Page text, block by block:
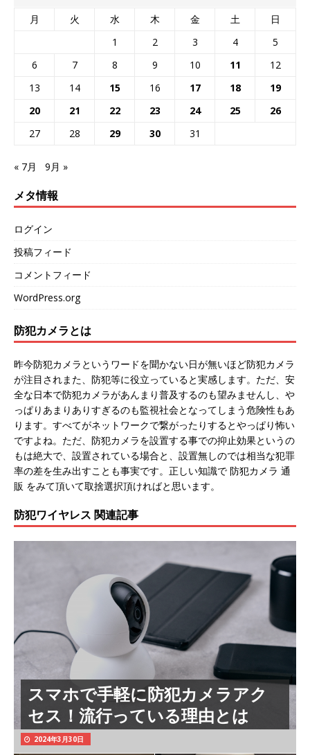
月 火 水 木 金 土
日
1
2 3 4
5
6
7 8 9 10 11
12
13
14 15 16 17 18
19
20
21 22 23 24 25
26
27
28 29 30 31
« 7月 9月 »
メタ情報
ログイン
投稿フィード
コメントフィード
WordPress.org
防犯カメラとは
昨今防犯カメラというワードを聞かない日が無いほど防犯カメラ
が注目されまた、防犯等に役立っていると実感します。ただ、安
全な日本で防犯カメラがあんまり普及するのも望みませんし、や
っぱりあまりありすぎるのも監視社会となってしまう危険性もあ
ります。すべてがネットワークで繋がったりするとやっぱり怖い
ですよね。ただ、防犯カメラを設置する事での抑止効果というの
もは絶大で、設置されている場合と、設置無しのでは相当な犯罪
率の差を生み出すことも事実です。正しい知識で 防犯カメラ 通
販 をみて頂いて取捨選択頂ければと思います。
防犯ワイヤレス 関連記事
スマホで手軽に防犯カメラアク
セス！流行っている理由とは
2024年3月30日